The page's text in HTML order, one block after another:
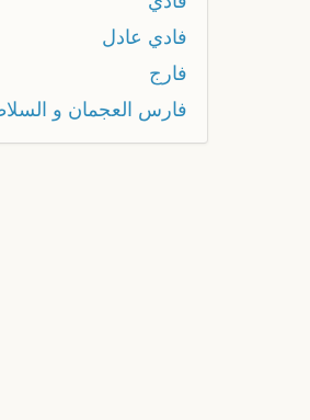
فادي عادل
فارج
فارس العجمان و